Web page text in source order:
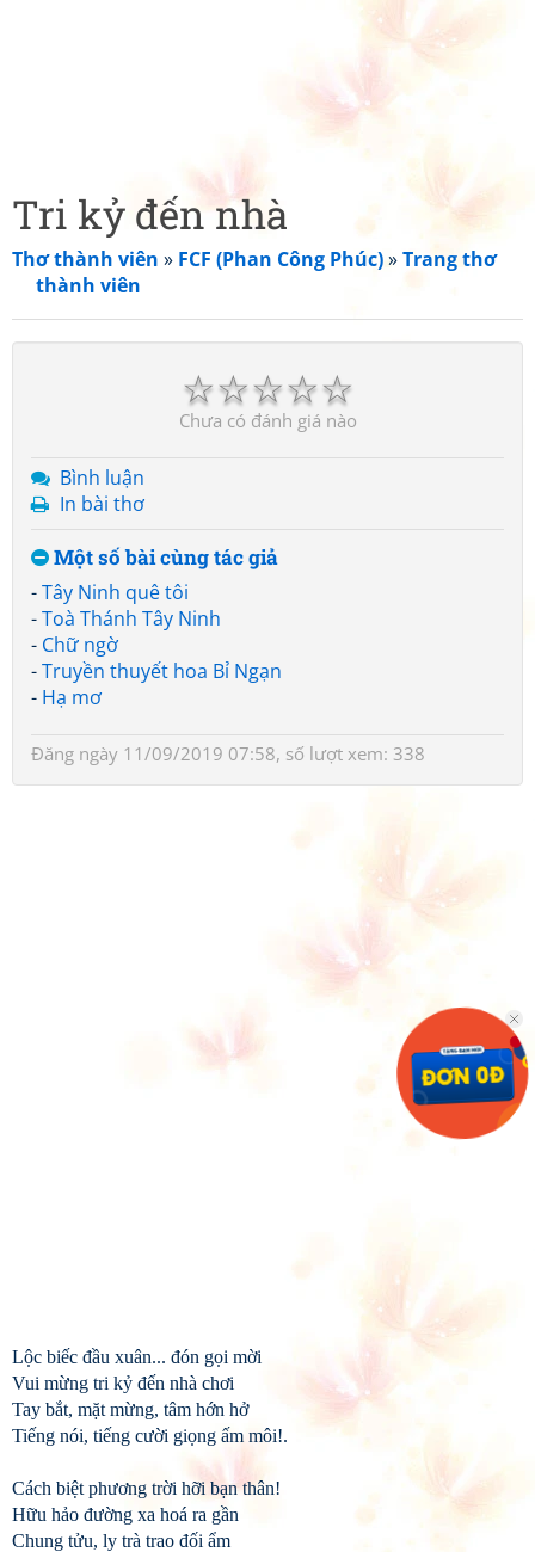
Tri kỷ đến nhà
Thơ thành viên » FCF (Phan Công Phúc)»Trang thơ
thành viên
☆
☆
☆
☆
☆
Chưa có đánh giá nào
Bình luận
In bài thơ
Một số bài cùng tác giả
-Tây Ninh quê tôi
-Toà Thánh Tây Ninh
- Chữ ngờ
-Truyền thuyết hoa Bỉ Ngạn
- Hạ mơ
Đăng ngày 11/09/2019 07:58, số lượt xem: 338
Lộc biếc đầu xuân... đón gọi mời
Vui mừng tri kỷ đến nhà chơi
Tay bắt, mặt mừng, tâm hớn hở
Tiếng nói, tiếng cười giọng ấm môi!.
Cách biệt phương trời hỡi bạn thân!
Hữu hảo đường xa hoá ra gần
Chung tửu, ly trà trao đối ẩm